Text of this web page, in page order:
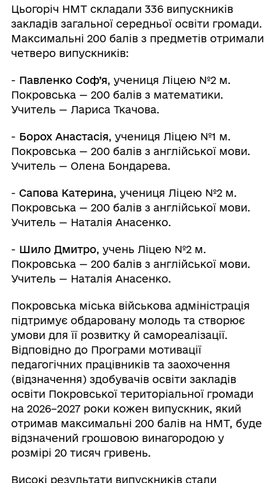
Цьогоріч НМТ складали 336 випускників
закладів загальної середньої освіти громади.
Максимальні 200 балів з предметів отримали
четверо випускників:
- Павленко Соф’я, учениця Ліцею №2 м.
Покровська — 200 балів з математики.
Учитель — Лариса Ткачова.
- Борох Анастасія, учениця Ліцею №1 м.
Покровська — 200 балів з англійської мови.
Учитель — Олена Бондарева.
- Сапова Катерина, учениця Ліцею №2 м.
Покровська — 200 балів з англійської мови.
Учитель — Наталія Анасенко.
- Шило Дмитро, учень Ліцею №2 м.
Покровська — 200 балів з англійської мови.
Учитель — Наталія Анасенко.
Покровська міська військова адміністрація
підтримує обдаровану молодь та створює
умови для її розвитку й самореалізації.
Відповідно до Програми мотивації
педагогічних працівників та заохочення
(відзначення) здобувачів освіти закладів
освіти Покровської територіальної громади
на 2026–2027 роки кожен випускник, який
отримав максимальні 200 балів на НМТ, буде
відзначений грошовою винагородою у
розмірі 20 тисяч гривень.
Високі результати випускників стали